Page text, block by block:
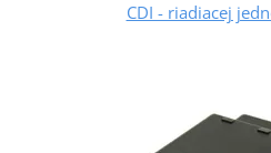
CDI - riadiacej